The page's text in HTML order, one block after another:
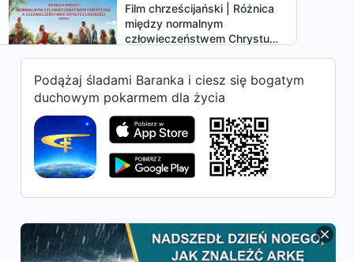
Film chrześcijański | Różnica
między normalnym
człowieczeństwem Chrystusa
20:54
Film chrześcijański | Dlaczego
Bóg staje się ciałem dwa
razy, by zbawić ludzkość?
(Fragment)
Film chrześcijański |
Zrozumienie znaczenia
dwukrotnego wcielenia Boga
Film chrześcijański |
Podążaj śladami Baranka i ciesz się bogatym
duchowym pokarmem dla życia